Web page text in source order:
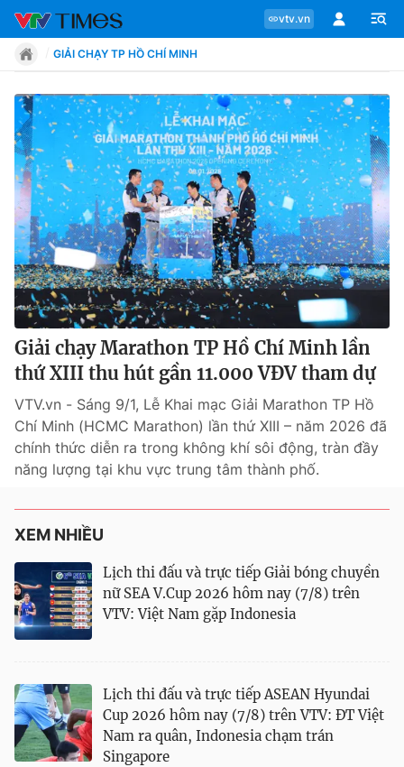
vtv.vn
Chuyên mục
Tin tức
Move
Phong cách
Chân dung
Bóng đá
VIDEO
THỜI BÁO VTV
GIẢI CHẠY TP HỒ CHÍ MINH
Giải chạy Marathon TP Hồ Chí Minh lần
thứ XIII thu hút gần 11.000 VĐV tham dự
VTV.vn - Sáng 9/1, Lễ Khai mạc Giải Marathon TP Hồ
Chí Minh (HCMC Marathon) lần thứ XIII – năm 2026 đã
chính thức diễn ra trong không khí sôi động, tràn đầy
năng lượng tại khu vực trung tâm thành phố.
XEM NHIỀU
Lịch thi đấu và trực tiếp Giải bóng chuyền
nữ SEA V.Cup 2026 hôm nay (7/8) trên
VTV: Việt Nam gặp Indonesia
Lịch thi đấu và trực tiếp ASEAN Hyundai
Cup 2026 hôm nay (7/8) trên VTV: ĐT Việt
Nam ra quân, Indonesia chạm trán
Singapore